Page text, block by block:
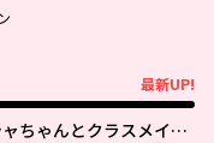
最新UP!
ちゃんとクラスメイト